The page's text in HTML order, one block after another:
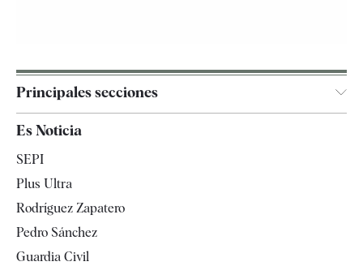
Principales secciones
España
Televisión
Es Noticia
SEPI
Plus Ultra
Rodríguez Zapatero
Pedro Sánchez
Guardia Civil